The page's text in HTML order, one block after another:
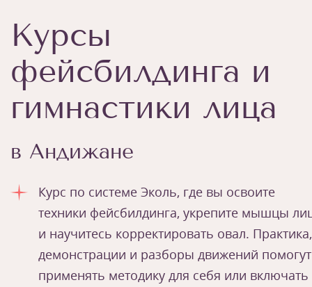
Курсы
фейсбилдинга и
гимнастики лица
в Андижане
Курс по системе Эколь, где вы освоите
техники фейсбилдинга, укрепите мышцы
и научитесь корректировать овал. Практика,
демонстрации и разборы движений помогут
применять методику для себя или включать